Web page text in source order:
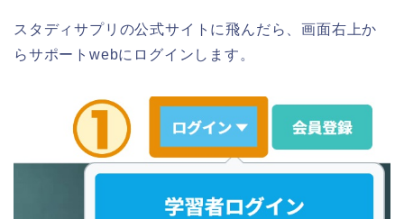
スタディサプリの公式サイトに飛んだら、画面右上か
らサポートwebにログインします。